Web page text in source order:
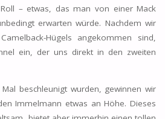
– etwas, das man von einer Mack
erwarten würde. Nachdem wir
Hügels angekommen sind,
ein, der uns direkt in den zweiten
beschleunigt wurden, gewinnen wir
Immelmann etwas an Höhe. Dieses